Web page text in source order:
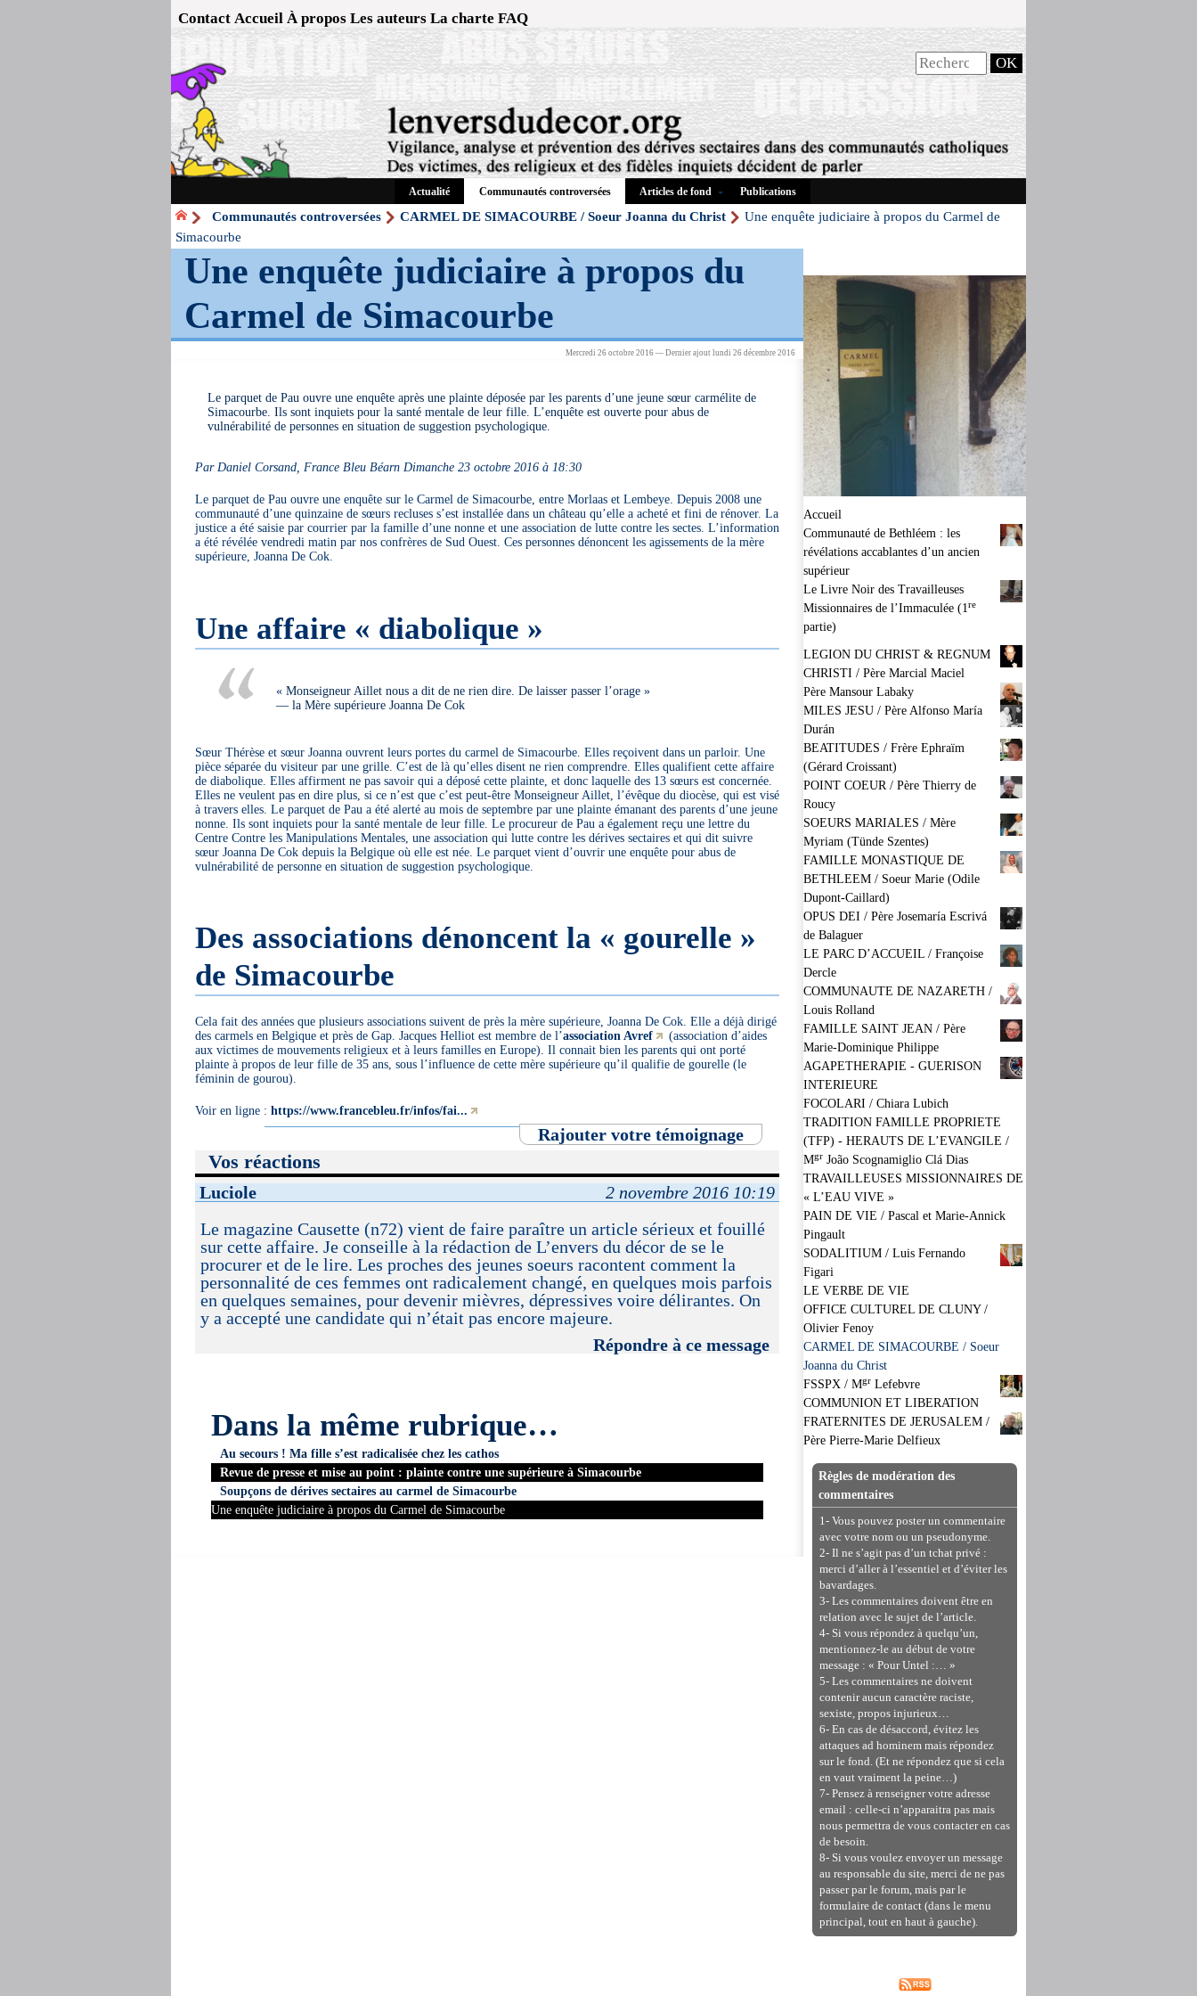
Contact Accueil À propos Les auteurs La charte FAQ
Actualité Communautés controversées Articles de fond Publications
Communautés controversées CARMEL DE SIMACOURBE / Soeur Joanna du Christ
Une enquête judiciaire à propos du Carmel de
Simacourbe
Une enquête judiciaire à propos du
Carmel de Simacourbe
Mercredi 26 octobre 2016 — Dernier ajout lundi 26 décembre 2016
Le parquet de Pau ouvre une enquête après une plainte déposée par les parents d’une jeune sœur carmélite de
Simacourbe. Ils sont inquiets pour la santé mentale de leur fille. L’enquête est ouverte pour abus de
vulnérabilité de personnes en situation de suggestion psychologique.
Par Daniel Corsand, France Bleu Béarn Dimanche 23 octobre 2016 à 18:30
Le parquet de Pau ouvre une enquête sur le Carmel de Simacourbe, entre Morlaas et Lembeye. Depuis 2008 une
communauté d’une quinzaine de sœurs recluses s’est installée dans un château qu’elle a acheté et fini de rénover. La
justice a été saisie par courrier par la famille d’une nonne et une association de lutte contre les sectes. L’information
a été révélée vendredi matin par nos confrères de Sud Ouest. Ces personnes dénoncent les agissements de la mère
supérieure, Joanna De Cok.
Une affaire « diabolique »
« Monseigneur Aillet nous a dit de ne rien dire. De laisser passer l’orage »
— la Mère supérieure Joanna De Cok
Sœur Thérèse et sœur Joanna ouvrent leurs portes du carmel de Simacourbe. Elles reçoivent dans un parloir. Une
pièce séparée du visiteur par une grille. C’est de là qu’elles disent ne rien comprendre. Elles qualifient cette affaire
de diabolique. Elles affirment ne pas savoir qui a déposé cette plainte, et donc laquelle des 13 sœurs est concernée.
Elles ne veulent pas en dire plus, si ce n’est que c’est peut-être Monseigneur Aillet, l’évêque du diocèse, qui est visé
à travers elles. Le parquet de Pau a été alerté au mois de septembre par une plainte émanant des parents d’une jeune
nonne. Ils sont inquiets pour la santé mentale de leur fille. Le procureur de Pau a également reçu une lettre du
Centre Contre les Manipulations Mentales, une association qui lutte contre les dérives sectaires et qui dit suivre
sœur Joanna De Cok depuis la Belgique où elle est née. Le parquet vient d’ouvrir une enquête pour abus de
vulnérabilité de personne en situation de suggestion psychologique.
Des associations dénoncent la « gourelle »
de Simacourbe
Cela fait des années que plusieurs associations suivent de près la mère supérieure, Joanna De Cok. Elle a déjà dirigé
des carmels en Belgique et près de Gap. Jacques Helliot est membre de l’association Avref
(association d’aides
aux victimes de mouvements religieux et à leurs familles en Europe). Il connait bien les parents qui ont porté
plainte à propos de leur fille de 35 ans, sous l’influence de cette mère supérieure qu’il qualifie de gourelle (le
féminin de gourou).
Voir en ligne : https://www.francebleu.fr/infos/fai...
Rajouter votre témoignage
Vos réactions
Luciole
2 novembre 2016 10:19
Le magazine Causette (n72) vient de faire paraître un article sérieux et fouillé
sur cette affaire. Je conseille à la rédaction de L’envers du décor de se le
procurer et de le lire. Les proches des jeunes soeurs racontent comment la
personnalité de ces femmes ont radicalement changé, en quelques mois parfois
en quelques semaines, pour devenir mièvres, dépressives voire délirantes. On
y a accepté une candidate qui n’était pas encore majeure.
Répondre à ce message
Dans la même rubrique…
Au secours ! Ma fille s’est radicalisée chez les cathos
Revue de presse et mise au point : plainte contre une supérieure à Simacourbe
Soupçons de dérives sectaires au carmel de Simacourbe
Une enquête judiciaire à propos du Carmel de Simacourbe
Accueil
Communauté de Bethléem : les
révélations accablantes d’un ancien
supérieur
Le Livre Noir des Travailleuses
Missionnaires de l’Immaculée (1re
partie)
LEGION DU CHRIST & REGNUM
CHRISTI / Père Marcial Maciel
Père Mansour Labaky
MILES JESU / Père Alfonso María
Durán
BEATITUDES / Frère Ephraïm
(Gérard Croissant)
POINT COEUR / Père Thierry de
Roucy
SOEURS MARIALES / Mère
Myriam (Tünde Szentes)
FAMILLE MONASTIQUE DE
BETHLEEM / Soeur Marie (Odile
Dupont-Caillard)
OPUS DEI / Père Josemaría Escrivá
de Balaguer
LE PARC D’ACCUEIL / Françoise
Dercle
COMMUNAUTE DE NAZARETH /
Louis Rolland
FAMILLE SAINT JEAN / Père
Marie-Dominique Philippe
AGAPETHERAPIE - GUERISON
INTERIEURE
FOCOLARI / Chiara Lubich
TRADITION FAMILLE PROPRIETE
(TFP) - HERAUTS DE L’EVANGILE /
Mgr João Scognamiglio Clá Dias
TRAVAILLEUSES MISSIONNAIRES DE
« L’EAU VIVE »
PAIN DE VIE / Pascal et Marie-Annick
Pingault
SODALITIUM / Luis Fernando
Figari
LE VERBE DE VIE
OFFICE CULTUREL DE CLUNY /
Olivier Fenoy
CARMEL DE SIMACOURBE / Soeur
Joanna du Christ
FSSPX / Mgr Lefebvre
COMMUNION ET LIBERATION
FRATERNITES DE JERUSALEM /
Père Pierre-Marie Delfieux
Règles de modération des
commentaires
1- Vous pouvez poster un commentaire
avec votre nom ou un pseudonyme.
2- Il ne s’agit pas d’un tchat privé :
merci d’aller à l’essentiel et d’éviter les
bavardages.
3- Les commentaires doivent être en
relation avec le sujet de l’article.
4- Si vous répondez à quelqu’un,
mentionnez-le au début de votre
message : « Pour Untel :… »
5- Les commentaires ne doivent
contenir aucun caractère raciste,
sexiste, propos injurieux…
6- En cas de désaccord, évitez les
attaques ad hominem mais répondez
sur le fond. (Et ne répondez que si cela
en vaut vraiment la peine…)
7- Pensez à renseigner votre adresse
email : celle-ci n’apparaitra pas mais
nous permettra de vous contacter en cas
de besoin.
8- Si vous voulez envoyer un message
au responsable du site, merci de ne pas
passer par le forum, mais par le
formulaire de contact (dans le menu
principal, tout en haut à gauche).